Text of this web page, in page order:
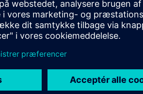
Xcelerator-løsning ved at skabe et
skaber en ny kundeløsning via
Xcelerator-produktet og sit eget